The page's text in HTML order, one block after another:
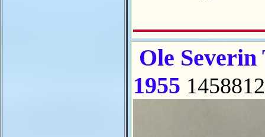
Ole Severin
1955